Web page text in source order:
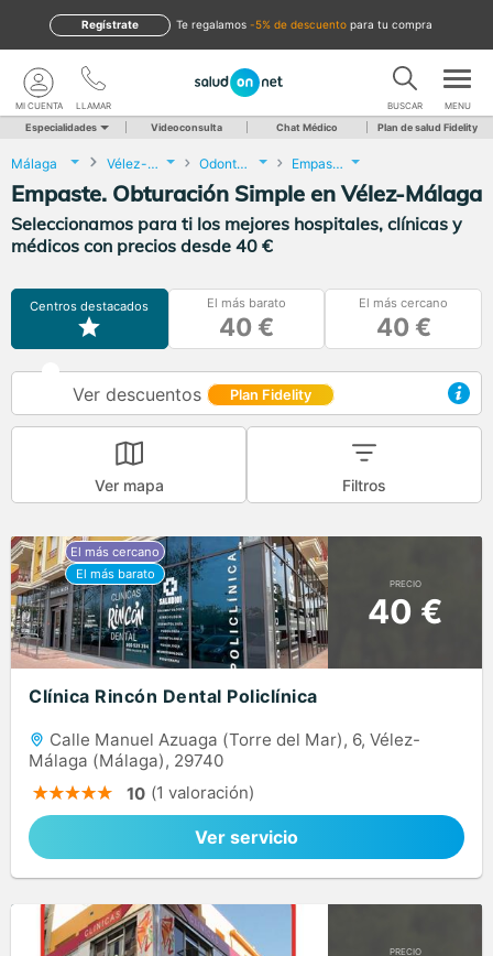
te regalamos -5% de descuento para tu compra
Regístrate
LLAMAR
MI CUENTA BUSCAR MENU
Especialidades Videoconsulta Chat Médico Plan de salud Fidelity
Málaga Vélez-Málaga Odontología Empaste. Obturación Simple
Empaste. Obturación Simple en Vélez-Málaga
Seleccionamos para ti los mejores hospitales, clínicas y
médicos con precios desde 40 €
Centros destacados El más barato
40 €
El más cercano
40 €
Ver descuentos Plan Fidelity
Ver mapa Filtros
PRECIO
40 €
Clínica Rincón Dental Policlínica
Calle Manuel Azuaga (Torre del Mar), 6, Vélez-
Málaga (Málaga), 29740
10 (1 valoración)
Ver servicio
PRECIO